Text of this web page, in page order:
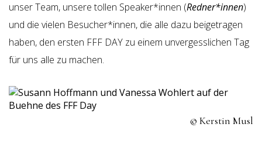
unser Team, unsere tollen Speaker*innen (Redner*innen)
und die vielen Besucher*innen, die alle dazu beigetragen
haben, den ersten FFF DAY zu einem unvergesslichen Tag
für uns alle zu machen.
© Kerstin Musl